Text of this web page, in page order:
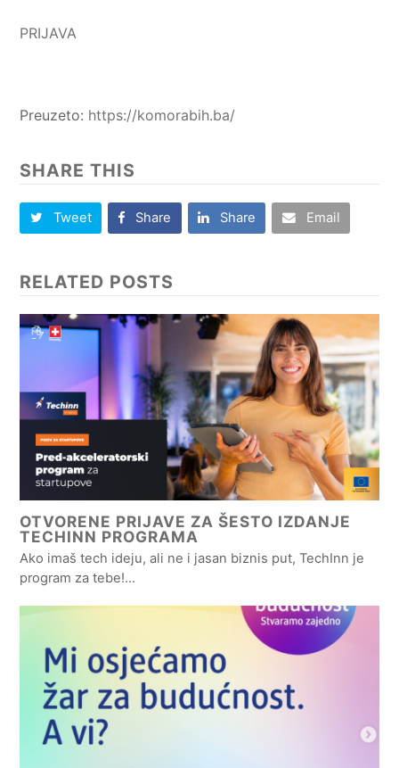
PRIJAVA
Preuzeto: https://komorabih.ba/
SHARE THIS
Tweet Share Share Email
RELATED POSTS
OTVORENE PRIJAVE ZA ŠESTO IZDANJE
TECHINN PROGRAMA
Ako imaš tech ideju, ali ne i jasan biznis put, TechInn je
program za tebe!…